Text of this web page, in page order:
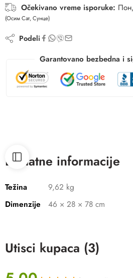
Očekivano vreme isporuke:
(Осим Сат, Сунце)
Podeli
Garantovano bezbedna i
Dodatne informacije
Težina
9,62 kg
Dimenzije
46 × 28 × 78 cm
Utisci kupaca (3)